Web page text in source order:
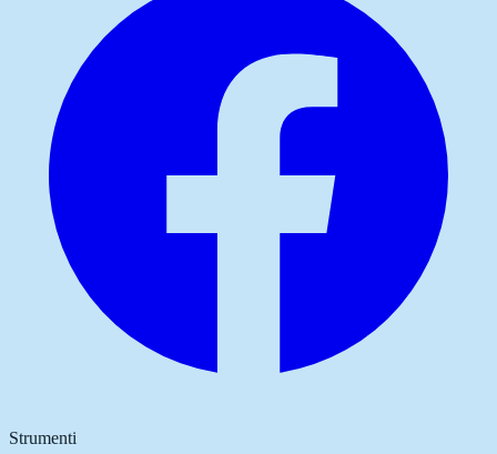
Strumenti